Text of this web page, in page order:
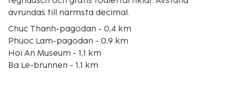
avrundas till närmsta decimal.
Chuc Thanh-pagodan - 0,4 km
Phuoc Lam-pagodan - 0,9 km
Hoi An Museum - 1,1 km
Ba Le-brunnen - 1,1 km